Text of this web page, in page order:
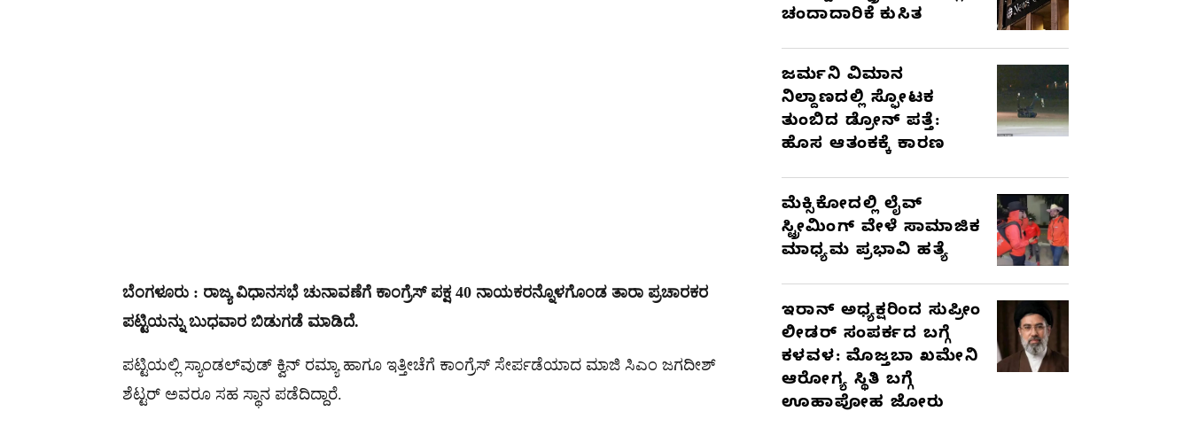
ಬೆಂಗಳೂರು : ರಾಜ್ಯ ವಿಧಾನಸಭೆ ಚುನಾವಣೆಗೆ ಕಾಂಗ್ರೆಸ್ ಪಕ್ಷ 40 ನಾಯಕರನ್ನೊಳಗೊಂಡ ತಾರಾ ಪ್ರಚಾರಕರ
ಪಟ್ಟಿಯನ್ನು ಬುಧವಾರ ಬಿಡುಗಡೆ ಮಾಡಿದೆ.
ಪಟ್ಟಿಯಲ್ಲಿ ಸ್ಯಾಂಡಲ್​ವುಡ್ ಕ್ವಿನ್ ರಮ್ಯಾ ಹಾಗೂ ಇತ್ತೀಚೆಗೆ ಕಾಂಗ್ರೆಸ್ ಸೇರ್ಪಡೆಯಾದ ಮಾಜಿ ಸಿಎಂ ಜಗದೀಶ್
ಶೆಟ್ಟರ್ ಅವರೂ ಸಹ ಸ್ಥಾನ ಪಡೆದಿದ್ದಾರೆ.
ಚಂದಾದಾರಿಕೆ ಕುಸಿತ
ಜರ್ಮನಿ ವಿಮಾನ
ನಿಲ್ದಾಣದಲ್ಲಿ ಸ್ಫೋಟಕ
ತುಂಬಿದ ಡ್ರೋನ್ ಪತ್ತೆ:
ಹೊಸ ಆತಂಕಕ್ಕೆ ಕಾರಣ
ಮೆಕ್ಸಿಕೋದಲ್ಲಿ ಲೈವ್
ಸ್ಟ್ರೀಮಿಂಗ್ ವೇಳೆ ಸಾಮಾಜಿಕ
ಮಾಧ್ಯಮ ಪ್ರಭಾವಿ ಹತ್ಯೆ
ಇರಾನ್ ಅಧ್ಯಕ್ಷರಿಂದ ಸುಪ್ರೀಂ
ಲೀಡರ್ ಸಂಪರ್ಕದ ಬಗ್ಗೆ
ಕಳವಳ: ಮೊಜ್ತಬಾ ಖಮೇನಿ
ಆರೋಗ್ಯ ಸ್ಥಿತಿ ಬಗ್ಗೆ
ಊಹಾಪೋಹ ಜೋರು